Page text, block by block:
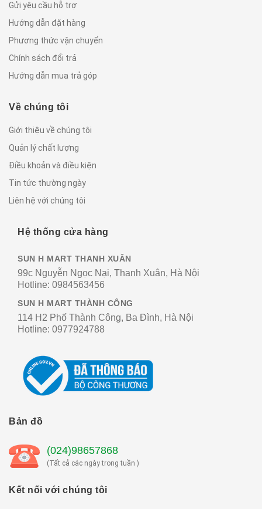
Gửi yêu cầu hỗ trợ
Hướng dẫn đặt hàng
Phương thức vận chuyển
Chính sách đổi trả
Hướng dẫn mua trả góp
Về chúng tôi
Giới thiệu về chúng tôi
Quản lý chất lượng
Điều khoản và điều kiện
Tin tức thường ngày
Liên hệ với chúng tôi
Hệ thống cửa hàng
SUN H MART THANH XUÂN
99c Nguyễn Ngọc Nại, Thanh Xuân, Hà Nội
Hotline: 0984563456
SUN H MART THÀNH CÔNG
114 H2 Phố Thành Công, Ba Đình, Hà Nội
Hotline: 0977924788
Bản đồ
(024)98657868
(Tất cả các ngày trong tuần )
Kết nối với chúng tôi